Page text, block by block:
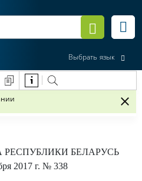
Выбрать язык
РЕСПУБЛИКИ БЕЛАРУСЬ
2017 г. № 338